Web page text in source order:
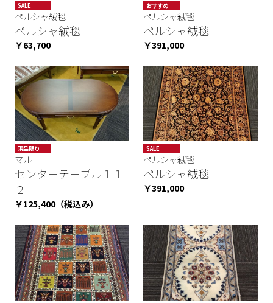
SALE
ペルシャ絨毯
ペルシャ絨毯
￥63,700
おすすめ
SALE
ペルシャ絨毯
ペルシャ絨毯
￥391,000
現品限り
マルニ
センターテーブル１１
２
￥125,400（税込み）
SALE
ペルシャ絨毯
ペルシャ絨毯
￥391,000